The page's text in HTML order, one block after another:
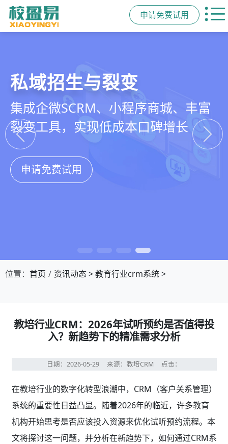
申请免费试用
教培行业CRM
以学员为中心，打通从引流、转化、
教学到复购转介绍的全生命周期增长
引擎
申请免费试用
智能销售漏斗
线索自动分配、标准化跟单、试听转
化分析，打造高绩效招生团队
申请免费试用
精细化客户运营
360°学员画像、自动化服务流程、智
能续费预警，深度挖掘学员长期价值
申请免费试用
私域招生与裂变
集成企微SCRM、小程序商城、丰富
裂变工具，实现低成本口碑增长
申请免费试用
位置： 首页 资讯动态>教育行业crm系统>
教培行业CRM：2026年试听预约是否值得投
入？新趋势下的精准需求分析
日期：2026-05-29 来源：教培CRM 点击：
在教培行业的数字化转型浪潮中，CRM（客户关系管理）
系统的重要性日益凸显。随着2026年的临近，许多教育
机构开始思考是否应该投入资源来优化试听预约流程。本
文将探讨这一问题，并分析在新趋势下，如何通过CRM系